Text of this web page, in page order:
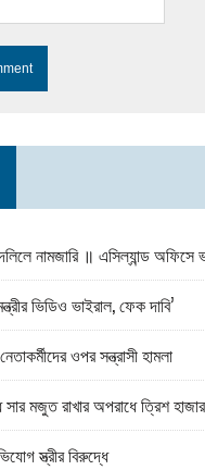
নামজারি ॥ এসিল্যান্ড অফিসে
ভিডিও ভাইরাল, ফেক দাবি’
ওপর সন্ত্রাসী হামলা
মজুত রাখার অপরাধে ত্রিশ হাজার
স্ত্রীর বিরুদ্ধে